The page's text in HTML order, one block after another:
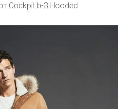
Cockpit b-3 Hooded